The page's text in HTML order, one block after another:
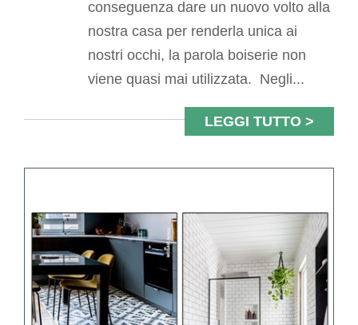
conseguenza dare un nuovo volto alla
nostra casa per renderla unica ai
nostri occhi, la parola boiserie non
viene quasi mai utilizzata. Negli...
LEGGI TUTTO >